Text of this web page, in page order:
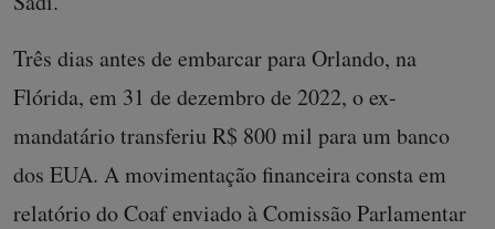
Três dias antes de embarcar para Orlando, na
Flórida, em 31 de dezembro de 2022, o ex-
mandatário transferiu R$ 800 mil para um banco
dos EUA. A movimentação financeira consta em
relatório do Coaf enviado à Comissão Parlamentar